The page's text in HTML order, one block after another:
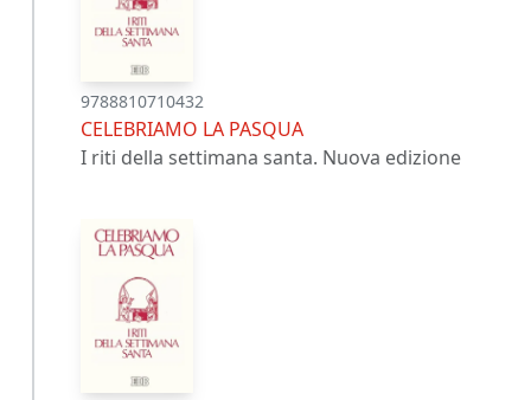
9788810710432
CELEBRIAMO LA PASQUA
I riti della settimana santa. Nuova edizione